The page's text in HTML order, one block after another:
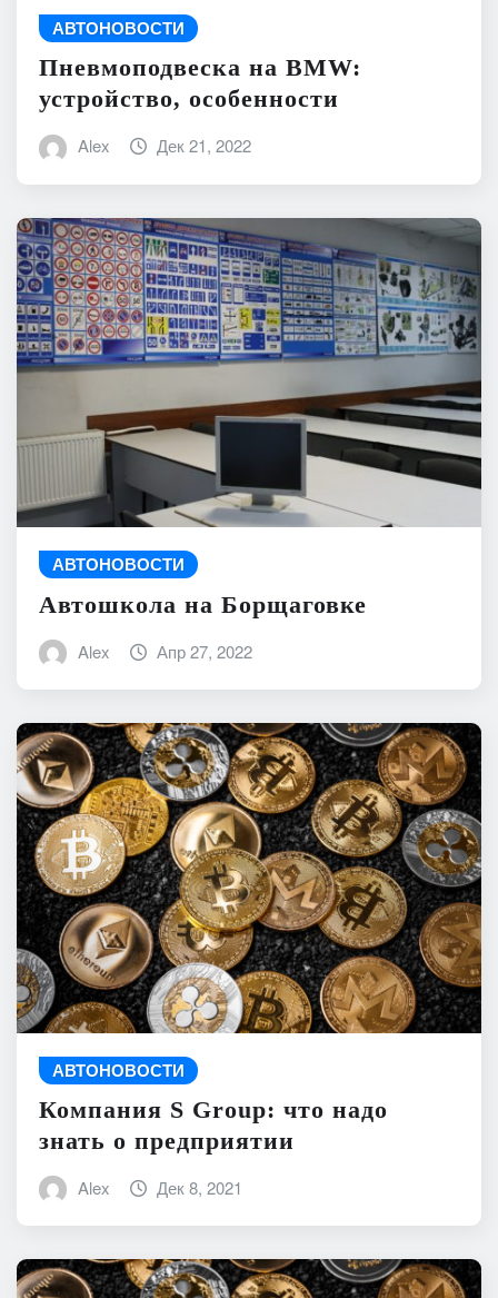
АВТОНОВОСТИ
Пневмоподвеска на BMW:
устройство, особенности
Alex Дек 21, 2022
АВТОНОВОСТИ
Автошкола на Борщаговке
Alex Апр 27, 2022
АВТОНОВОСТИ
Компания S Group: что надо
знать о предприятии
Alex Дек 8, 2021